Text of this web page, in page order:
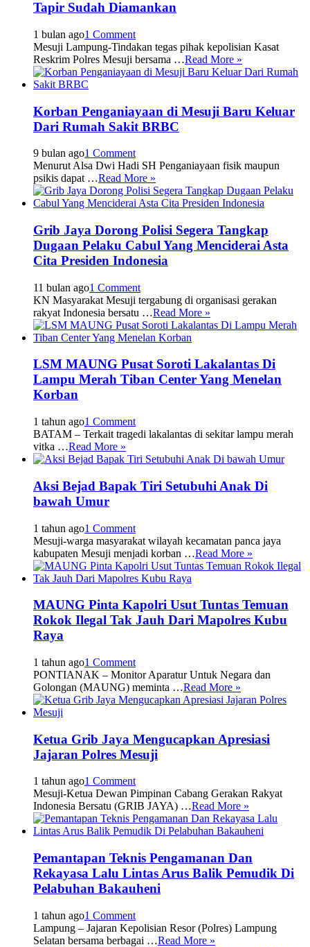
Tapir Sudah Diamankan
1 bulan ago1 Comment
Mesuji Lampung-Tindakan tegas pihak kepolisian Kasat
Reskrim Polres Mesuji bersama …Read More »
Korban Penganiayaan di Mesuji Baru Keluar
Dari Rumah Sakit BRBC
9 bulan ago1 Comment
Menurut Alsa Dwi Hadi SH Penganiayaan fisik maupun
psikis dapat …Read More »
Grib Jaya Dorong Polisi Segera Tangkap
Dugaan Pelaku Cabul Yang Menciderai Asta
Cita Presiden Indonesia
11 bulan ago1 Comment
KN Masyarakat Mesuji tergabung di organisasi gerakan
rakyat Indonesia bersatu …Read More »
LSM MAUNG Pusat Soroti Lakalantas Di
Lampu Merah Tiban Center Yang Menelan
Korban
1 tahun ago1 Comment
BATAM – Terkait tragedi lakalantas di sekitar lampu merah
vitka …Read More »
Aksi Bejad Bapak Tiri Setubuhi Anak Di
bawah Umur
1 tahun ago1 Comment
Mesuji-warga masyarakat wilayah kecamatan panca jaya
kabupaten Mesuji menjadi korban …Read More »
MAUNG Pinta Kapolri Usut Tuntas Temuan
Rokok Ilegal Tak Jauh Dari Mapolres Kubu
Raya
1 tahun ago1 Comment
PONTIANAK – Monitor Aparatur Untuk Negara dan
Golongan (MAUNG) meminta …Read More »
Ketua Grib Jaya Mengucapkan Apresiasi
Jajaran Polres Mesuji
1 tahun ago1 Comment
Mesuji-Ketua Dewan Pimpinan Cabang Gerakan Rakyat
Indonesia Bersatu (GRIB JAYA) …Read More »
Pemantapan Teknis Pengamanan Dan
Rekayasa Lalu Lintas Arus Balik Pemudik Di
Pelabuhan Bakauheni
1 tahun ago1 Comment
Lampung – Jajaran Kepolisian Resor (Polres) Lampung
Selatan bersama berbagai …Read More »